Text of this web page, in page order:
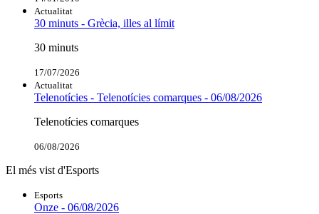
Actualitat
30 minuts - Grècia, illes al límit
30 minuts
17/07/2026
Actualitat
Telenotícies - Telenotícies comarques - 06/08/2026
Telenotícies comarques
06/08/2026
El més vist d'Esports
Esports
Onze - 06/08/2026